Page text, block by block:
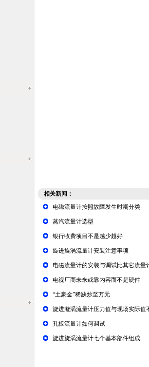
相关新闻：
电磁流量计按照故障发生时期分类
蒸汽流量计选型
银行收费项目不是越少越好
旋进旋涡流量计安装注意事项
电磁流量计的安装与调试比其它流量
电视厂商未来或靠内容而不是硬件
“土豪金”稀缺炒至万元
旋进漩涡流量计压力值与现场实际值
孔板流量计如何调试
旋进旋涡流量计七个基本部件组成